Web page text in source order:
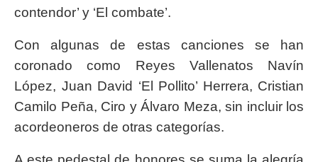
contendor’ y ‘El combate’.
Con algunas de estas canciones se han
coronado como Reyes Vallenatos Navín
López, Juan David ‘El Pollito’ Herrera, Cristian
Camilo Peña, Ciro y Álvaro Meza, sin incluir los
acordeoneros de otras categorías.